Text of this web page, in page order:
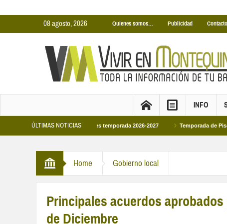
08 agosto, 2026 Quienes somos… Publicidad Contacto
INFO
ÚLTIMAS NOTICIAS
Cubiertas Municipales temporada 2026-2027 Temporada de Piscinas
Home Gobierno local
Principales acuerdos
de Diciembre